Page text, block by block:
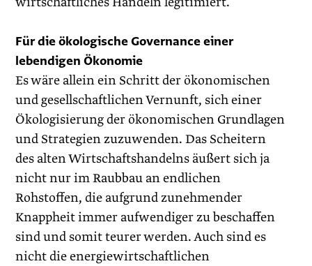
Für die ökologische Governance einer
lebendigen Ökonomie
Es wäre allein ein Schritt der ökonomischen
und gesellschaftlichen Vernunft, sich einer
Ökologisierung der ökonomischen Grundlagen
und Strategien zuzuwenden. Das Scheitern
des alten Wirtschaftshandelns äußert sich ja
nicht nur im Raubbau an endlichen
Rohstoffen, die aufgrund zunehmender
Knappheit immer aufwendiger zu beschaffen
sind und somit teurer werden. Auch sind es
nicht die energiewirtschaftlichen